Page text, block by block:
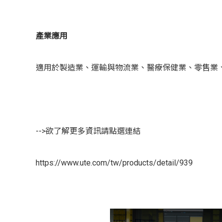
產業應用
適用於製造業、運輸與物流業、醫療保健業、零售業
-->欲了解更多資訊請點選連結
https://www.ute.com/tw/products/detail/939